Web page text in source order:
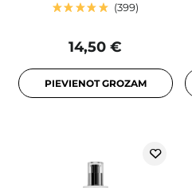
399
14,50 €
PIEVIENOT GROZAM